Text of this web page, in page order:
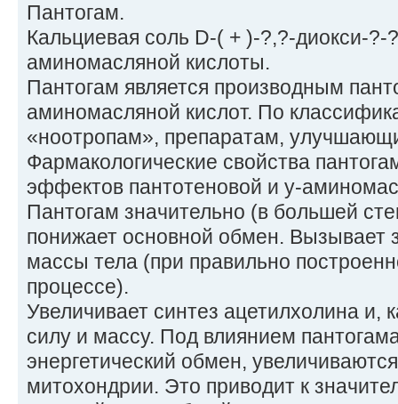
Пантогам.
Кальциевая соль D-( + )-?,?-диокси-
аминомасляной кислоты.
Пантогам является производным
аминомасляной кислот. По
«ноотропам», препаратам,
Фармакологические свойства
эффектов пантотеновой и у-
Пантогам значительно (в большей
понижает основной обмен. Вызывает
массы тела (при правильно
процессе).
Увеличивает синтез ацетилхолина и,
силу и массу. Под влиянием
энергетический обмен,
митохондрии. Это приводит к